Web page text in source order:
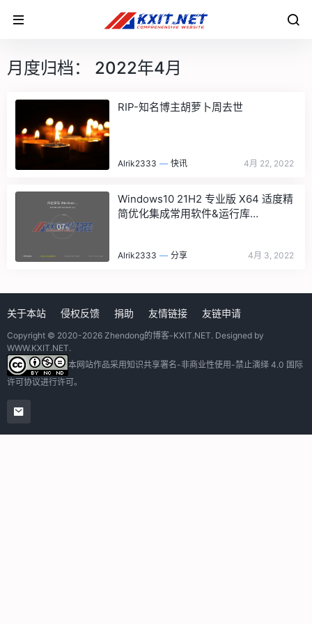
月度归档： 2022年4月
RIP-知名博主胡萝卜周去世
Alrik2333 — 快讯 4月 22, 2022
Windows10 21H2 专业版 X64 适度精
简优化集成常用软件&运行库
Alrik2333 — 分享 4月 3, 2022
关于本站 侵权反馈 捐助 友情链接 友链申请
Copyright © 2020-2026 Zhendong的博客-KXIT.NET. Designed by
WWW.KXIT.NET.
本网站作品采用知识共享署名-非商业性使用-禁止演绎 4.0 国际
许可协议进行许可。